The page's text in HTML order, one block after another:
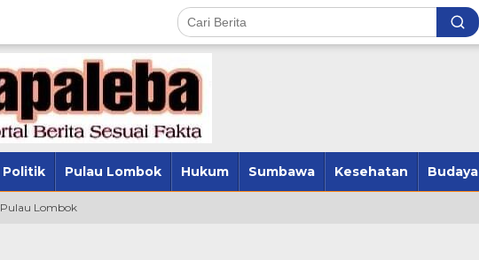
Politik Pulau Lombok Hukum Sumbawa Kesehatan Budaya
Pulau Lombok